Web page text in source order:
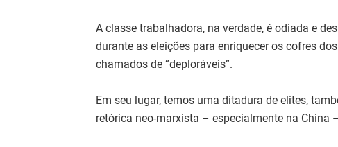
A classe trabalhadora, na verdade, é odiada e
durante as eleições para enriquecer os cofres
chamados de “deploráveis”.
Em seu lugar, temos uma ditadura de elites,
retórica neo-marxista – especialmente na China